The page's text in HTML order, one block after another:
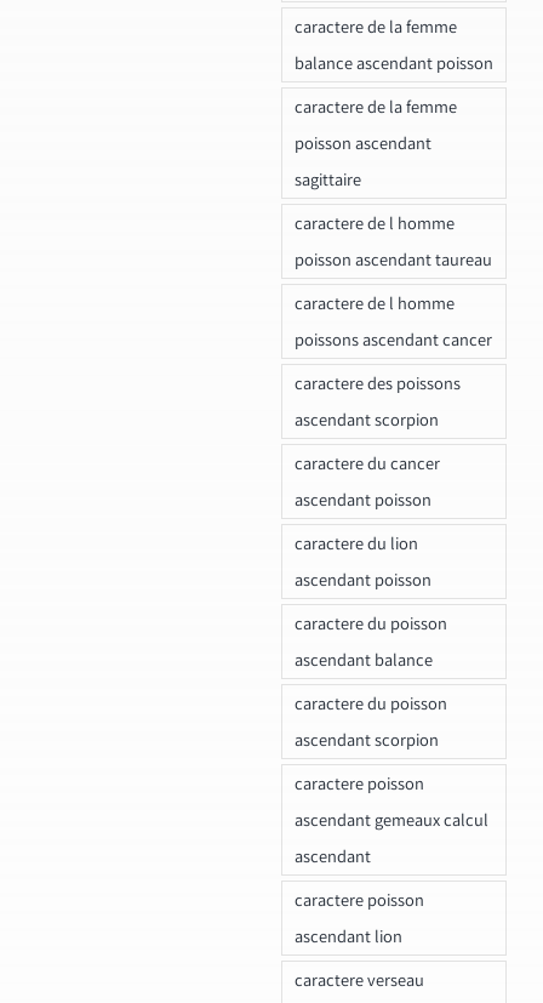
caractere de la femme
balance ascendant poisson
caractere de la femme
poisson ascendant
sagittaire
caractere de l homme
poisson ascendant taureau
caractere de l homme
poissons ascendant cancer
caractere des poissons
ascendant scorpion
caractere du cancer
ascendant poisson
caractere du lion
ascendant poisson
caractere du poisson
ascendant balance
caractere du poisson
ascendant scorpion
caractere poisson
ascendant gemeaux calcul
ascendant
caractere poisson
ascendant lion
caractere verseau